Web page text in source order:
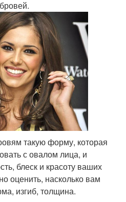
такую форму, которая
с овалом лица, и
блеск и красоту ваших
оценить, насколько вам
изгиб, толщина.